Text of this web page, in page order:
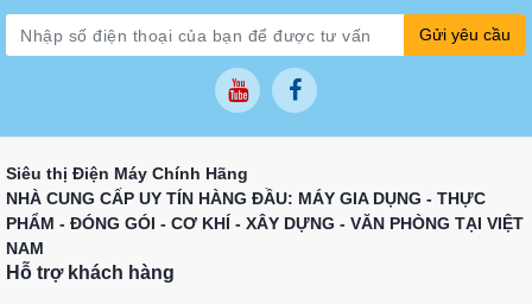
Gửi yêu cầu
Siêu thị Điện Máy Chính Hãng
NHÀ CUNG CẤP UY TÍN HÀNG ĐẦU: MÁY GIA DỤNG - THỰC
PHẨM - ĐÓNG GÓI - CƠ KHÍ - XÂY DỰNG - VĂN PHÒNG TẠI VIỆT
NAM
Hỗ trợ khách hàng